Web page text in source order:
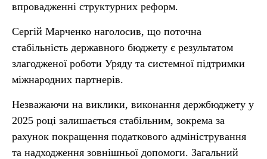
впровадженні структурних реформ.
Сергій Марченко наголосив, що поточна
стабільність державного бюджету є результатом
злагодженої роботи Уряду та системної підтримки
міжнародних партнерів.
Незважаючи на виклики, виконання держбюджету у
2025 році залишається стабільним, зокрема за
рахунок покращення податкового адміністрування
та надходження зовнішньої допомоги. Загальний